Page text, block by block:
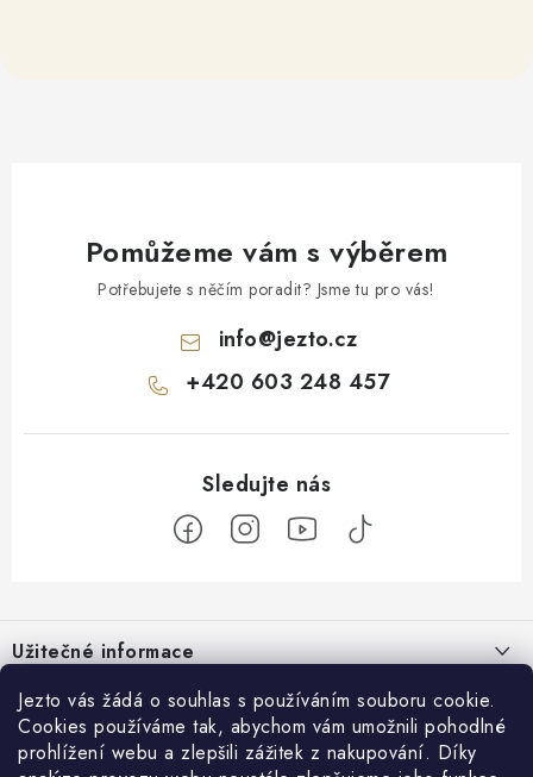
Jezto vás žádá o souhlas s používáním souboru cookie.
Cookies používáme tak, abychom vám umožnili pohodlné
prohlížení webu a zlepšili zážitek z nakupování. Díky
Pomůžeme vám s výběrem
Potřebujete s něčím poradit? Jsme tu pro vás!
info@jezto.cz
+420 603 248 457
pUžitečné informace
O nás
Náš příběh
Zákaznický servis
Obchodní podmínky